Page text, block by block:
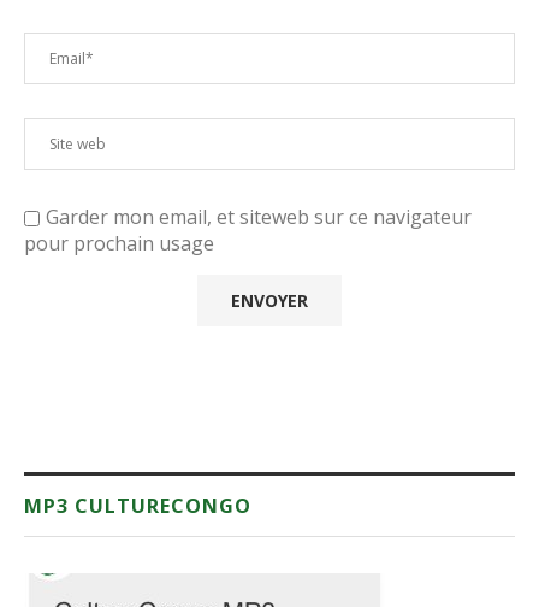
Garder mon email, et siteweb sur ce navigateur
pour prochain usage
MP3 CULTURECONGO